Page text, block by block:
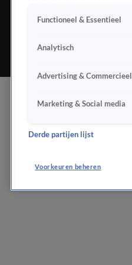
Functioneel & Essentieel
Analytisch
Advertising & Commercieel
Marketing & Social media
Derde partijen lijst
Voorkeuren beheren